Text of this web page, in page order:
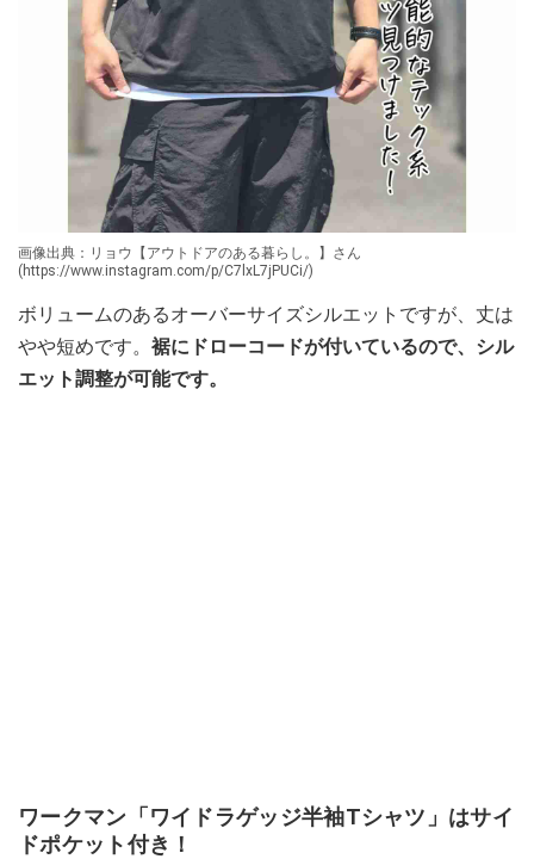
画像出典：リョウ【アウトドアのある暮らし。】さん
(https://www.instagram.com/p/C7lxL7jPUCi/)
ボリュームのあるオーバーサイズシルエットですが、丈は
やや短めです。 裾にドローコードが付いているので、シル
エット調整が可能です。
ワークマン「ワイドラゲッジ半袖Tシャツ」はサイ
ドポケット付き！